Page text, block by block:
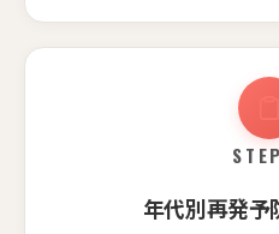
年代別再発予